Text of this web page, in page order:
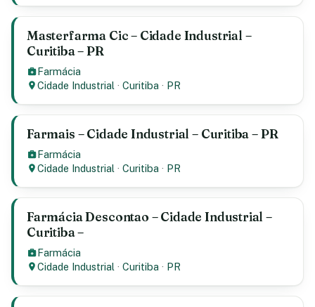
Masterfarma Cic – Cidade Industrial –
Curitiba – PR
Farmácia
Cidade Industrial ·Curitiba · PR
Farmais – Cidade Industrial – Curitiba – PR
Farmácia
Cidade Industrial ·Curitiba · PR
Farmácia Descontao – Cidade Industrial –
Curitiba –
Farmácia
Cidade Industrial ·Curitiba · PR